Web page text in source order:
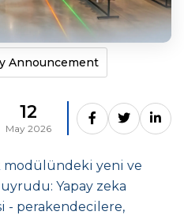
Announcement
12
May 2026
modülündeki yeni ve
Yapay zeka
- perakendecilere,